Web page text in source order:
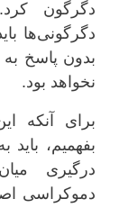
دگرگون
دگرگونی‌ها
بدون پاسخ به
نخواهد بود .
برای آنکه
بفهمیم، باید
درگیری
دموکراسی